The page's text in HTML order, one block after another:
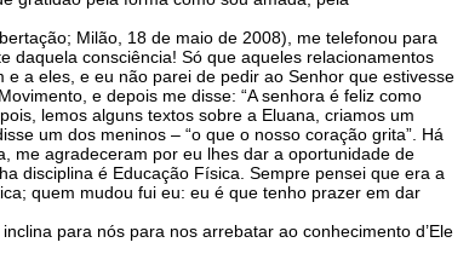
Milão, 18 de maio de 2008), me telefonou para
daquela consciência! Só que aqueles relacionamentos
a eles, e eu não parei de pedir ao Senhor que estivesse
e depois me disse: “A senhora é feliz como
lemos alguns textos sobre a Eluana, criamos um
um dos meninos – “o que o nosso coração grita”. Há
me agradeceram por eu lhes dar a oportunidade de
disciplina é Educação Física. Sempre pensei que era a
quem mudou fui eu: eu é que tenho prazer em dar
para nós para nos arrebatar ao conhecimento d’Ele